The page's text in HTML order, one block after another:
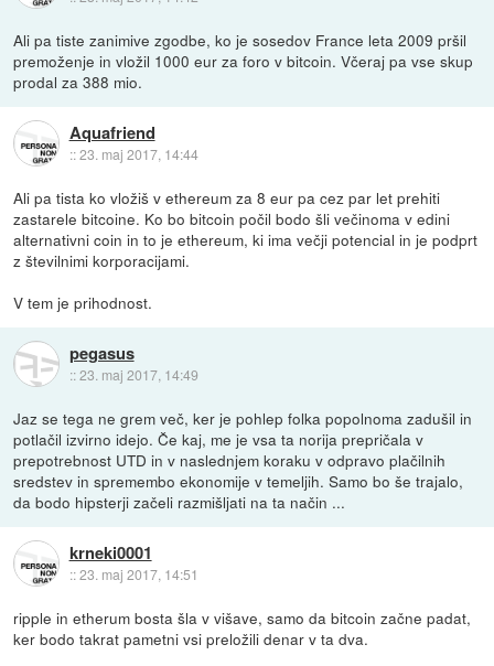
Ali pa tiste zanimive zgodbe, ko je sosedov France leta 2009 pršil
premoženje in vložil 1000 eur za foro v bitcoin. Včeraj pa vse skup
prodal za 388 mio.
Aquafriend
::23. maj 2017, 14:44
Ali pa tista ko vložiš v ethereum za 8 eur pa cez par let prehiti
zastarele bitcoine. Ko bo bitcoin počil bodo šli večinoma v edini
alternativni coin in to je ethereum, ki ima večji potencial in je podprt
z številnimi korporacijami.
V tem je prihodnost.
pegasus
::23. maj 2017, 14:49
Jaz se tega ne grem več, ker je pohlep folka popolnoma zadušil in
potlačil izvirno idejo. Če kaj, me je vsa ta norija prepričala v
prepotrebnost UTD in v naslednjem koraku v odpravo plačilnih
sredstev in spremembo ekonomije v temeljih. Samo bo še trajalo,
da bodo hipsterji začeli razmišljati na ta način ...
krneki0001
::23. maj 2017, 14:51
ripple in etherum bosta šla v višave, samo da bitcoin začne padat,
ker bodo takrat pametni vsi preložili denar v ta dva.